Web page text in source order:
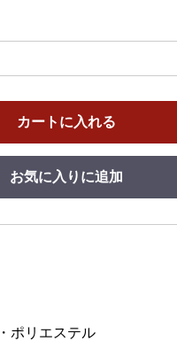
カートに入れる
お気に入りに追加
ポリエステル